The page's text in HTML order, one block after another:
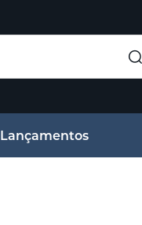
Lançamentos